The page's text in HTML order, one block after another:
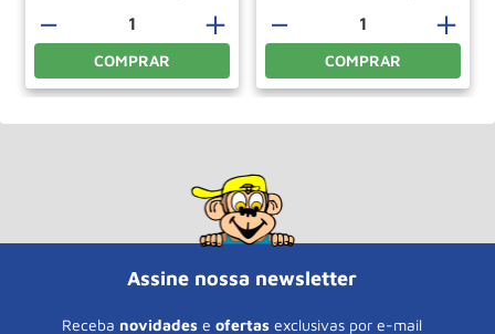
＋
－
COMPRAR
＋
－
COMPRAR
Assine nossa newsletter
Receba novidades e ofertas exclusivas por e-mail